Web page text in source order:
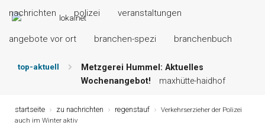
nachrichten polizei veranstaltungen
angebote vor ort branchen-spezi branchenbuch
top-aktuell
Metzgerei Hummel: Aktuelles
Wochenangebot!
maxhütte-haidhof
Grillspezialitäten u.v.m.!
kallmünz
startseite zu nachrichten regenstauf
Verkehrserzieher der Polizei
auch im Winter aktiv